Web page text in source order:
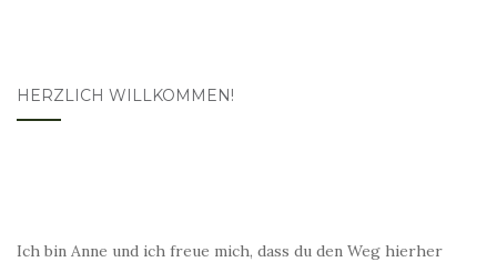
HERZLICH WILLKOMMEN!
Ich bin Anne und ich freue mich, dass du den Weg hierher